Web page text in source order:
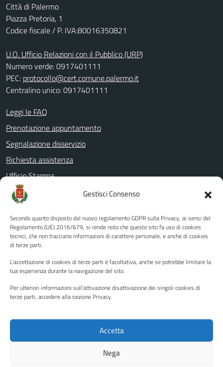
Gestisci Consenso
Secondo quanto disposto dal nuovo regolamento GDPR sulla Privacy, ai sensi del
Regolamento (UE) 2016/679, si rende noto che questo sito fa uso di cookies
tecnici, che non tracciano informazioni di carattere personale, e anche di cookies
di terze parti.
L'accettazione di cookies di terze parti è facoltativa, anche se potrebbe limitare la
tua esperienza durante la navigazione del sito.
Per ulteriori informazioni sull'attivazione disattivazione dei singoli cookies di
terze parti, accedere alla sezione Privacy.
Accetta
Nega
Città di Palermo
Piazza Pretoria, 1
Codice fiscale / P. IVA:80016350821
U.O. Ufficio Relazioni con il Pubblico (URP)
Numero verde: 0917401111
PEC: protocollo@cert.comune.palermo.it
Centralino unico: 0917401111
Leggi le FAQ
Prenotazione appuntamento
Segnalazione disservizio
Richiesta assistenza
Ufficio Stampa
Amministrazione Trasparente
Albo pretorio
Informativa privacy
Note legali
Piano di miglioramento del sito
Instagram